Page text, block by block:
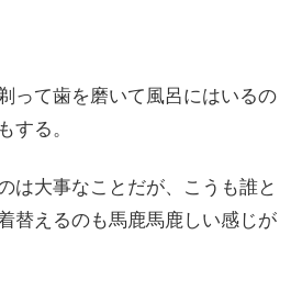
って歯を磨いて風呂にはいるの
する。
は大事なことだが、こうも誰と
替えるのも馬鹿馬鹿しい感じが